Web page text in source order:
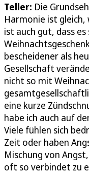
Teller: Die
Harmonie ist gleich,
ist auch gut, dass
bescheidener als
Gesellschaft
nicht so mit
eine kurze
habe ich auch auf
Viele fühlen sich
Zeit oder haben
Mischung von
oft so verbindet zu